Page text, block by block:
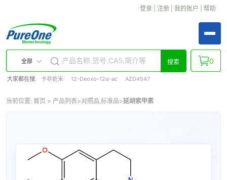
登录 注册 我的账户 帮助
全部 搜索
大家都在搜: 卡非佐米 12-Deoxo-12α-ac AZD4547
0
当前位置: 首页 > 产品列表>对照品,标准品>延胡索甲素